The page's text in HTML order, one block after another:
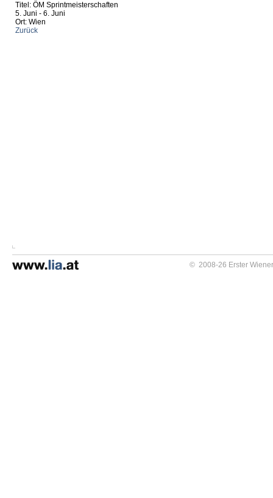
Titel: ÖM Sprintmeisterschaften
5. Juni - 6. Juni
Ort: Wien
Zurück
© 2008-26 Erster